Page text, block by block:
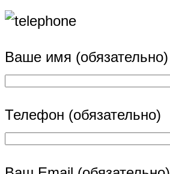
Ваше имя (обязательно)
Телефон (обязательно)